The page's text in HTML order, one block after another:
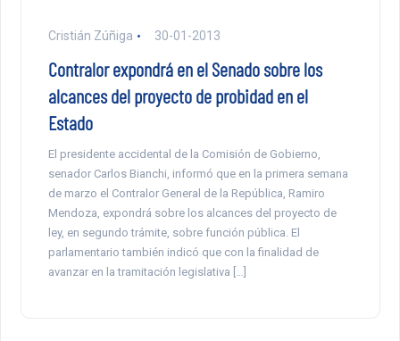
Cristián Zúñiga 30-01-2013
Contralor expondrá en el Senado sobre los
alcances del proyecto de probidad en el
Estado
El presidente accidental de la Comisión de Gobierno,
senador Carlos Bianchi, informó que en la primera semana
de marzo el Contralor General de la República, Ramiro
Mendoza, expondrá sobre los alcances del proyecto de
ley, en segundo trámite, sobre función pública. El
parlamentario también indicó que con la finalidad de
avanzar en la tramitación legislativa […]